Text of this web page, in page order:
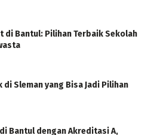
di Bantul: Pilihan Terbaik Sekolah
di Sleman yang Bisa Jadi Pilihan
Bantul dengan Akreditasi A,